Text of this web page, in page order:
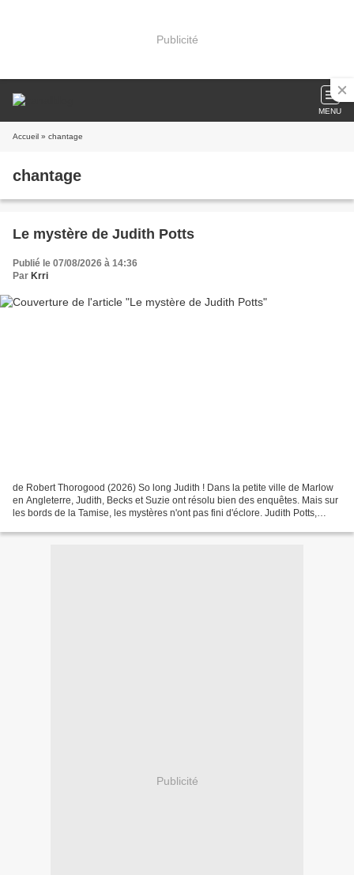
Publicité
MENU
Accueil » chantage
chantage
Le mystère de Judith Potts
Publié le 07/08/2026 à 14:36
Par Krri
de Robert Thorogood (2026) So long Judith ! Dans la petite ville de Marlow
en Angleterre, Judith, Becks et Suzie ont résolu bien des enquêtes. Mais sur
les bords de la Tamise, les mystères n'ont pas fini d'éclore. Judith Potts,
Publicité